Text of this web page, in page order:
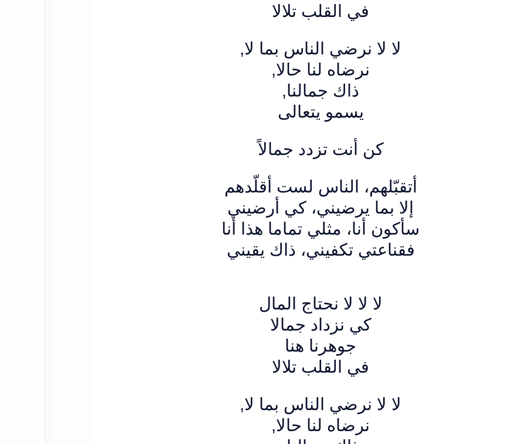
في القلب تلالا
,لا لا نرضي الناس بما لا
,نرضاه لنا حالا
,ذاك جمالنا
يسمو يتعالى
كن أنت تزدد جمالاً
أتقبّلهم، الناس لست أقلّدهم
إلا بما يرضيني، كي أرضيني
سأكون أنا، مثلي تماما هذا أنا
فقناعتي تكفيني، ذاك يقيني
لا لا لا نحتاج المال
كي نزداد جمالا
جوهرنا هنا
في القلب تلالا
,لا لا نرضي الناس بما لا
,نرضاه لنا حالا